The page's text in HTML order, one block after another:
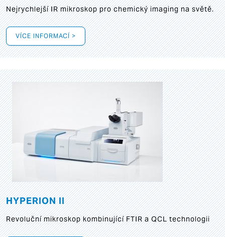
Nejrychlejší IR mikroskop pro chemický imaging na světě.
VÍCE INFORMACÍ >
HYPERION II
Revoluční mikroskop kombinující FTIR a QCL technologii